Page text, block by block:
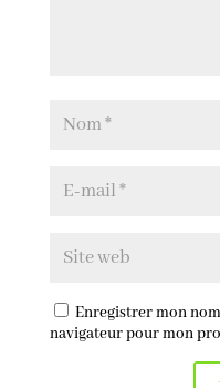
Enregistrer mon
navigateur pour mon